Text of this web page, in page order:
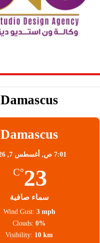
Damascus
Damascus
7:01 ص, أغسطس 7, 2026
23
°C
سماء صافية
Wind Gust: 3 mph
Clouds: 0%
Visibility: 10 km